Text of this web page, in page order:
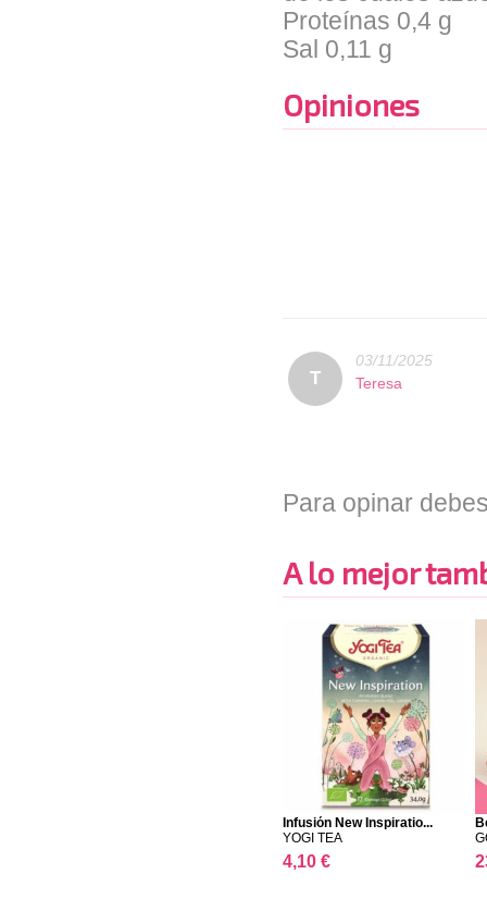
Proteínas 0,4 g
Sal 0,11 g
Opiniones
T
03/11/2025
Teresa
Para opinar
A lo mejor
Infusión New Inspiratio...
YOGI TEA
4,10 €